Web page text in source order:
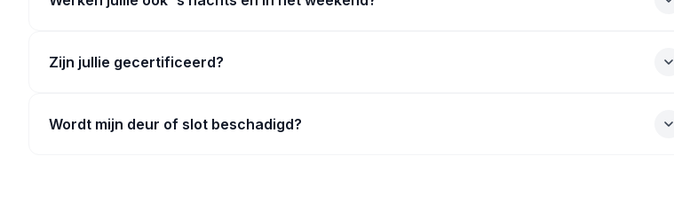
Zijn jullie gecertificeerd?
Wordt mijn deur of slot beschadigd?